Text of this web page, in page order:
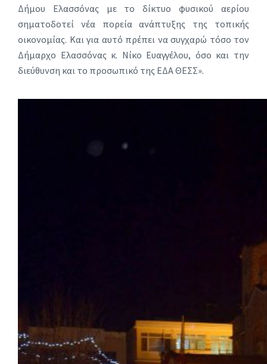
Δήμου Ελασσόνας με το δίκτυο φυσικού αερίου
σηματοδοτεί νέα πορεία ανάπτυξης της τοπικής
οικονομίας. Και για αυτό πρέπει να συγχαρώ τόσο τον
Δήμαρχο Ελασσόνας κ. Νίκο Ευαγγέλου, όσο και την
διεύθυνση και το προσωπικό της ΕΔΑ ΘΕΣΣ».